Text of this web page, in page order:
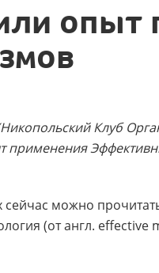
опыт
Клуб
применения
можно
(от англ. effective